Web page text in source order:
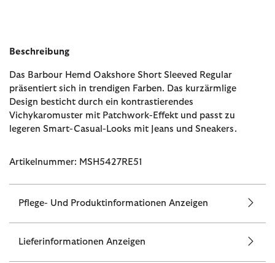
Beschreibung
Das Barbour Hemd Oakshore Short Sleeved Regular
präsentiert sich in trendigen Farben. Das kurzärmlige
Design besticht durch ein kontrastierendes
Vichykaromuster mit Patchwork-Effekt und passt zu
legeren Smart-Casual-Looks mit Jeans und Sneakers.
Artikelnummer: MSH5427RE51
Pflege- Und Produktinformationen Anzeigen
Lieferinformationen Anzeigen